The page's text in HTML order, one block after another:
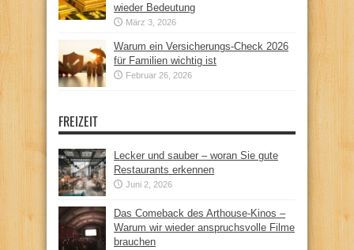
wieder Bedeutung
März 3, 2026
Warum ein Versicherungs-Check 2026
für Familien wichtig ist
Februar 26, 2026
FREIZEIT
Lecker und sauber – woran Sie gute
Restaurants erkennen
Juni 2, 2026
Das Comeback des Arthouse-Kinos –
Warum wir wieder anspruchsvolle Filme
brauchen